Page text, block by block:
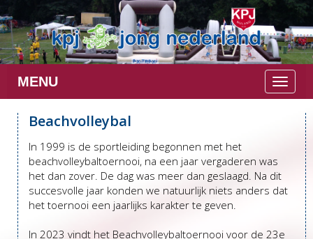
MENU
Beachvolleybal
In 1999 is de sportleiding begonnen met het
beachvolleybaltoernooi, na een jaar vergaderen was
het dan zover. De dag was meer dan geslaagd. Na dit
succesvolle jaar konden we natuurlijk niets anders dat
het toernooi een jaarlijks karakter te geven.
In 2023 vindt het Beachvolleybaltoernooi voor de 23e